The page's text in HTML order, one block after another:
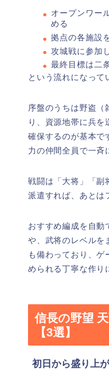
オープンワー
める
拠点の各施設
攻城戦に参加
最終目標は二
という流れになって
序盤のうちは野盗（
り、資源地帯に兵を
確保するのが基本で
力の仲間全員で一斉
戦闘は「大将」「副
派遣すれば、あとは
おすすめ編成を自動
や、武将のレベルを
も備わっており、ゲ
められる丁寧な作り
信長の野望
【3選】
初日から盛り上